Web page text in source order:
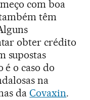
com boa
têm
obter crédito
supostas
é o caso do
na
daCovaxin.